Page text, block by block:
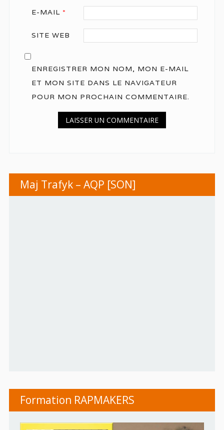
E-MAIL *
SITE WEB
ENREGISTRER MON NOM, MON E-MAIL
ET MON SITE DANS LE NAVIGATEUR
POUR MON PROCHAIN COMMENTAIRE.
Maj Trafyk – AQP [SON]
Formation RAPMAKERS